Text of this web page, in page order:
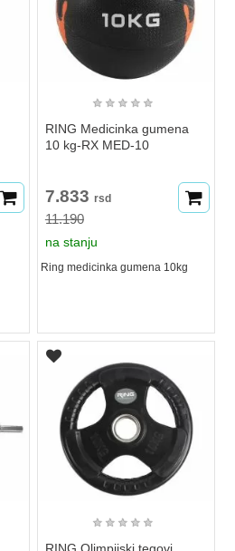
★ ★ ★ ★ ★
RING Medicinka gumena
10 kg-RX MED-10
7.833 rsd
11.190
na stanju
Ring medicinka gumena 10kg
★ ★ ★ ★ ★
RING Olimpijski tegovi